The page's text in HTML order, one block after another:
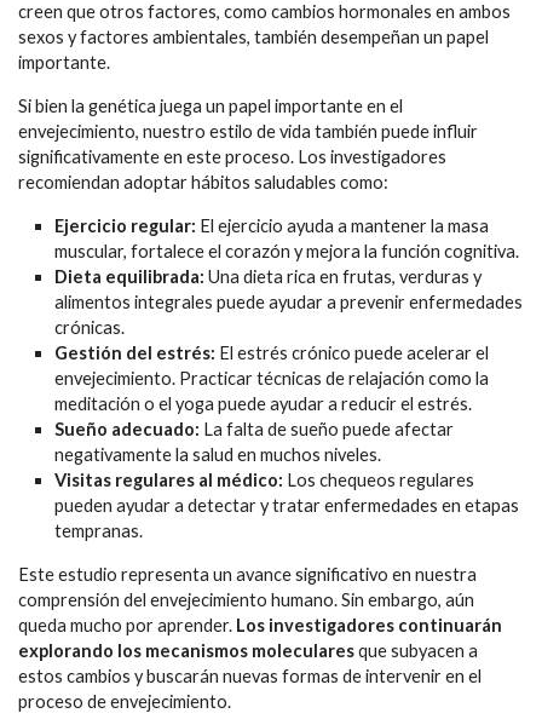
creen que otros factores, como cambios hormonales en ambos
sexos y factores ambientales, también desempeñan un papel
importante.
Si bien la genética juega un papel importante en el
envejecimiento, nuestro estilo de vida también puede influir
significativamente en este proceso. Los investigadores
recomiendan adoptar hábitos saludables como:
Ejercicio regular: El ejercicio ayuda a mantener la masa
muscular, fortalece el corazón y mejora la función cognitiva.
Dieta equilibrada: Una dieta rica en frutas, verduras y
alimentos integrales puede ayudar a prevenir enfermedades
crónicas.
Gestión del estrés: El estrés crónico puede acelerar el
envejecimiento. Practicar técnicas de relajación como la
meditación o el yoga puede ayudar a reducir el estrés.
Sueño adecuado: La falta de sueño puede afectar
negativamente la salud en muchos niveles.
Visitas regulares al médico: Los chequeos regulares
pueden ayudar a detectar y tratar enfermedades en etapas
tempranas.
Este estudio representa un avance significativo en nuestra
comprensión del envejecimiento humano. Sin embargo, aún
queda mucho por aprender. Los investigadores continuarán
explorando los mecanismos molecularesque subyacen a
estos cambios y buscarán nuevas formas de intervenir en el
proceso de envejecimiento.